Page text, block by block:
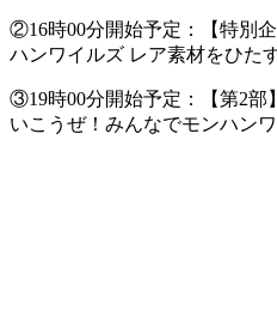
②16時00分開始予定：【特別
ハンワイルズ レア素材をひた
③19時00分開始予定：【第2部
いこうぜ！みんなでモンハン